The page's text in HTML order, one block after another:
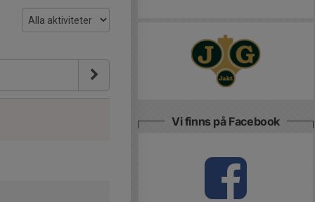
Vi finns på Facebook